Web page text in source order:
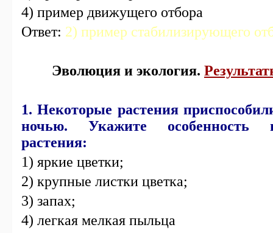
4) пример движущего отбора
Ответ: 2) пример стабилизирующего
Эволюция и экология.
1. Некоторые растения
ночью. Укажите особенность
растения:
1) яркие цветки;
2) крупные листки цветка;
3) запах;
4) легкая мелкая пыльца